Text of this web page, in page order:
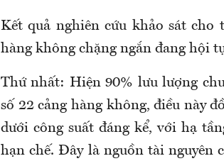
Kết quả nghiên cứu khảo sát cho
hàng không chặng ngắn đang hội
Thứ nhất: Hiện 90% lưu lượng
số 22 cảng hàng không, điều này
dưới công suất đáng kể, với hạ
hạn chế. Đây là nguồn tài nguyên